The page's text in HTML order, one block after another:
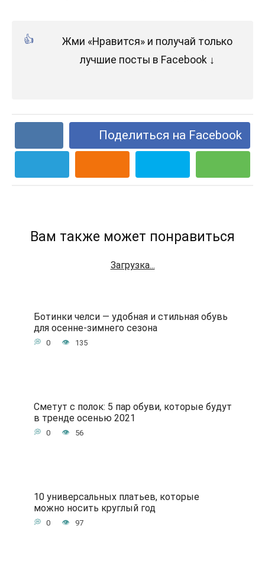
Жми «Нравится» и получай только
лучшие посты в Facebook ↓
Поделиться на Facebook
Вам также может понравиться
Загрузка...
Ботинки челси — удобная и стильная обувь
для осенне-зимнего сезона
0 135
Сметут с полок: 5 пар обуви, которые будут
в тренде осенью 2021
0 56
10 универсальных платьев, которые
можно носить круглый год
0 97